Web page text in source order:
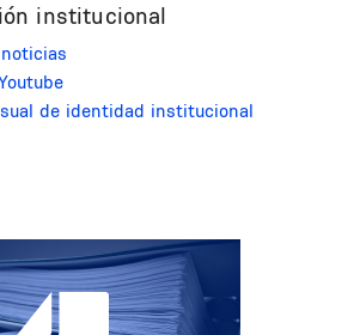
institucional
de identidad institucional